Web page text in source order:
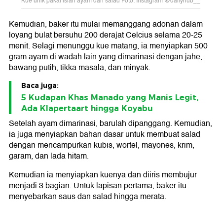
Kemudian, baker itu mulai memanggang adonan dalam
loyang bulat bersuhu 200 derajat Celcius selama 20-25
menit. Selagi menunggu kue matang, ia menyiapkan 500
gram ayam di wadah lain yang dimarinasi dengan jahe,
bawang putih, tikka masala, dan minyak.
Baca juga:
5 Kudapan Khas Manado yang Manis Legit,
Ada Klapertaart hingga Koyabu
Setelah ayam dimarinasi, barulah dipanggang. Kemudian,
ia juga menyiapkan bahan dasar untuk membuat salad
dengan mencampurkan kubis, wortel, mayones, krim,
garam, dan lada hitam.
Kemudian ia menyiapkan kuenya dan diiris membujur
menjadi 3 bagian. Untuk lapisan pertama, baker itu
menyebarkan saus dan salad hingga merata.